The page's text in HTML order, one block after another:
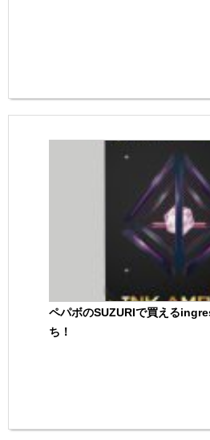
ペパボのSUZURIで買える
ち！